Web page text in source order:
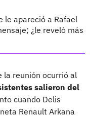
le apareció a Rafael
¿le reveló más
la reunión ocurrió al
salieron del
cuando Delis
Renault Arkana